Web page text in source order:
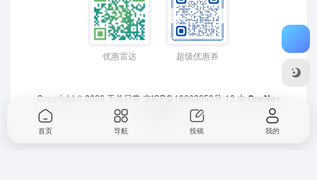
优惠雷达 超级优惠券
Copyright © 2026 于总日常 京ICP备18062653号-12 由 OneNav
首页 导航 投稿 我的